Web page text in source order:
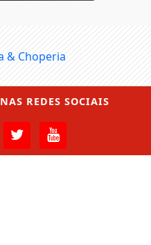
NAS REDES SOCIAIS